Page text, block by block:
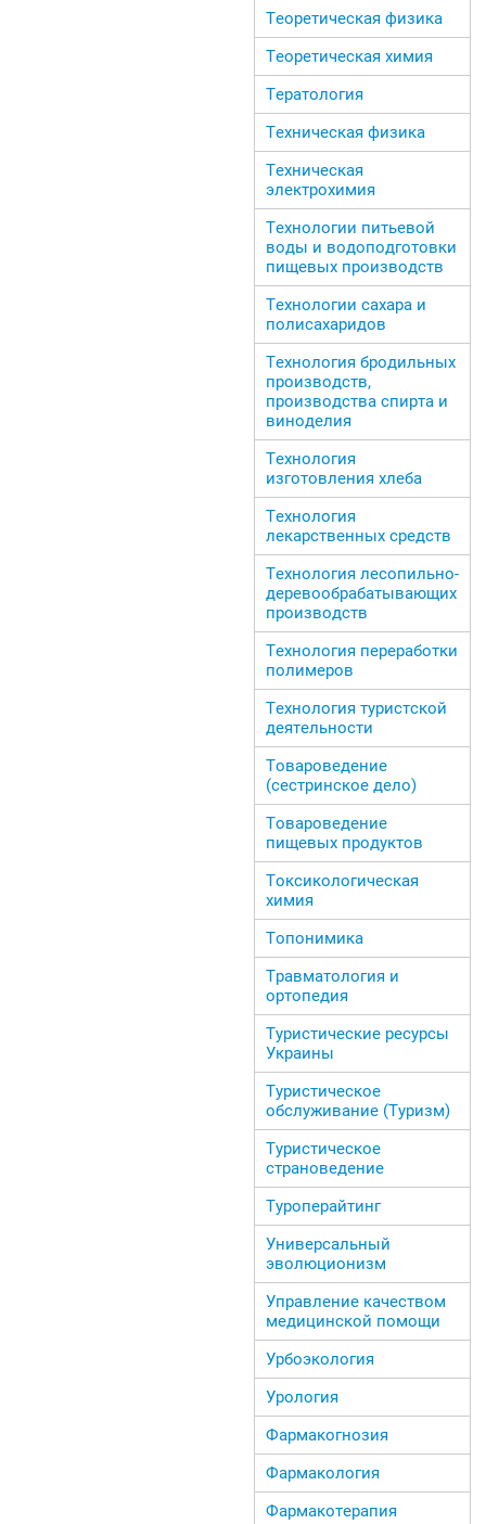
Теоретическая физика
Теоретическая химия
Тератология
Техническая физика
Техническая
электрохимия
Технологии питьевой
воды и водоподготовки
пищевых производств
Технологии сахара и
полисахаридов
Технология бродильных
производств,
производства спирта и
виноделия
Технология
изготовления хлеба
Технология
лекарственных средств
Технология лесопильно-
деревообрабатывающих
производств
Технология переработки
полимеров
Технология туристской
деятельности
Товароведение
(сестринское дело)
Товароведение
пищевых продуктов
Токсикологическая
химия
Топонимика
Травматология и
ортопедия
Туристические ресурсы
Украины
Туристическое
обслуживание (Туризм)
Туристическое
страноведение
Туроперайтинг
Универсальный
эволюционизм
Управление качеством
медицинской помощи
Урбоэкология
Урология
Фармакогнозия
Фармакология
Фармакотерапия